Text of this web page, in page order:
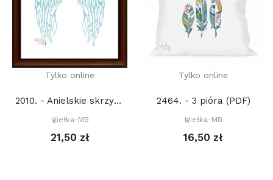
Tylko online
2010. - Anielskie skrzydła (PDF)
Igiełka-MB
21,50 zł
Tylko online
2464. - 3 pióra (PDF)
Igiełka-MB
16,50 zł